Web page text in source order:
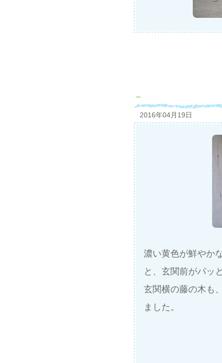
2016年04月19日
濃い黄色が鮮やか
と、玄関前がパッ
玄関横の藤の木も
ました。